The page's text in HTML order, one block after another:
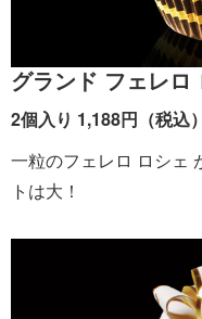
グランド フェレロ
2個入り 1,188円（税込
一粒のフェレロ ロシェ
トは大！